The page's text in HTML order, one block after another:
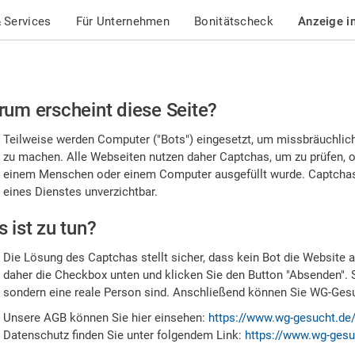
Services Für Unternehmen Bonitätscheck Anzeige
erscheint diese Seite?
Teilweise werden Computer ("Bots") eingesetzt, um
zu machen. Alle Webseiten nutzen daher Captchas, um zu
einem Menschen oder einem Computer ausgefüllt wurde.
eines Dienstes unverzichtbar.
ist zu tun?
Die Lösung des Captchas stellt sicher, dass kein Bot die
daher die Checkbox unten und klicken Sie den Button
sondern eine reale Person sind. Anschließend können Sie WG-
Unsere AGB können Sie hier einsehen: https://www.wg-
Datenschutz finden Sie unter folgendem Link: https://www.wg-